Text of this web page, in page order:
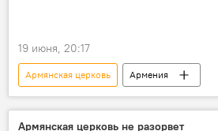
19 июня, 20:17
Армянская церковь
Армения
Новости Армения
Политика
Армянская церковь не разорвет